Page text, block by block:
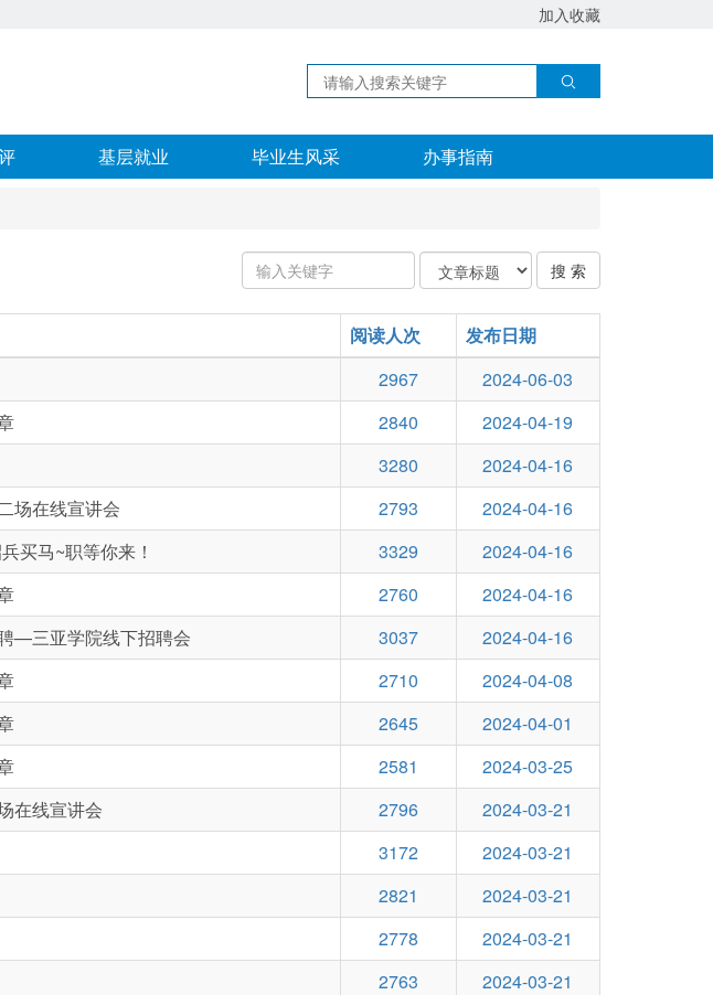
加入收藏
基层就业 毕业生风采 办事指南
输
入
关
字：
关
键
字
类
型
搜 索
阅读人次
发布日期
2967
2024-06-03
2840
2024-04-19
3280
2024-04-16
场在线宣讲会 2793
2024-04-16
买马~职等你来！ 3329
2024-04-16
2760
2024-04-16
—三亚学院线下招聘会 3037
2024-04-16
2710
2024-04-08
2645
2024-04-01
2581
2024-03-25
在线宣讲会 2796
2024-03-21
3172
2024-03-21
2821
2024-03-21
2778
2024-03-21
2763
2024-03-21